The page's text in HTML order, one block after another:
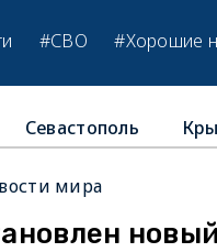
#СВО #Хорошие
Севастополь
мира